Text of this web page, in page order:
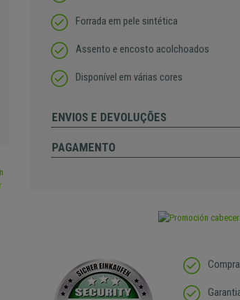
Forrada em pele sintética
Assento e encosto acolchoados
Disponível em várias cores
ENVIOS E DEVOLUÇÕES
PAGAMENTO